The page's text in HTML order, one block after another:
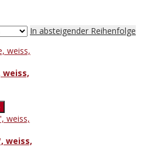
In absteigender Reihenfolge
weiss,
weiss,